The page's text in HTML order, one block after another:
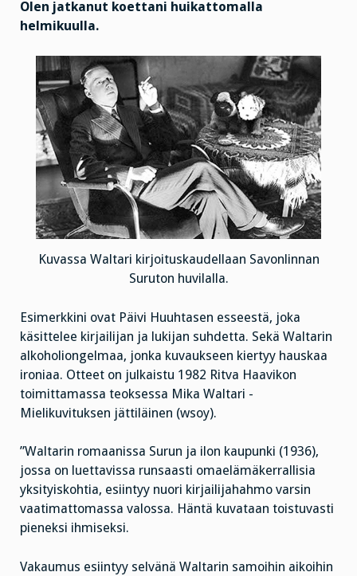
Olen jatkanut koettani huikattomalla
helmikuulla.
Kuvassa Waltari kirjoituskaudellaan Savonlinnan
Suruton huvilalla.
Esimerkkini ovat Päivi Huuhtasen esseestä, joka
käsittelee kirjailijan ja lukijan suhdetta. Sekä Waltarin
alkoholiongelmaa, jonka kuvaukseen kiertyy hauskaa
ironiaa. Otteet on julkaistu 1982 Ritva Haavikon
toimittamassa teoksessa Mika Waltari -
Mielikuvituksen jättiläinen (wsoy).
”Waltarin romaanissa Surun ja ilon kaupunki (1936),
jossa on luettavissa runsaasti omaelämäkerrallisia
yksityiskohtia, esiintyy nuori kirjailijahahmo varsin
vaatimattomassa valossa. Häntä kuvataan toistuvasti
pieneksi ihmiseksi.
Vakaumus esiintyy selvänä Waltarin samoihin aikoihin